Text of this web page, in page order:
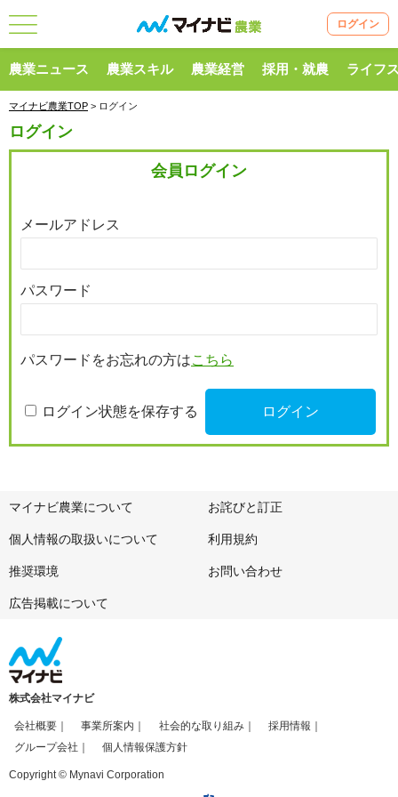
ログイン
農業ニュース 農業スキル 農業経営 採用・就農 ライフ
マイナビ農業TOP > ログイン
ログイン
会員ログイン
メールアドレス
パスワード
パスワードをお忘れの方はこちら
ログイン状態を保存する
マイナビ農業について お詫びと訂正
個人情報の取扱いについて 利用規約
推奨環境 お問い合わせ
広告掲載について
株式会社マイナビ
会社概要 事業所案内 社会的な取り組み
採用情報
グループ会社
個人情報保護方針
Copyright © Mynavi Corporation